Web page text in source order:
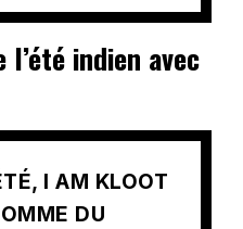
indien avec
I AM KLOOT
DU